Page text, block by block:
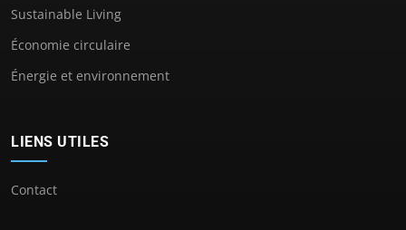
Sustainable Living
Économie circulaire
Énergie et environnement
LIENS UTILES
Contact